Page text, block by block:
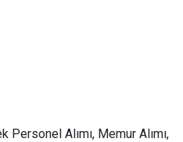
Personel Alımı, Memur Alımı,